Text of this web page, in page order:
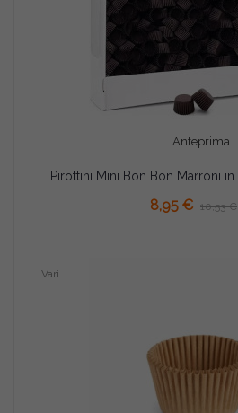
Anteprima
8,95 € 10,53 €
Vari